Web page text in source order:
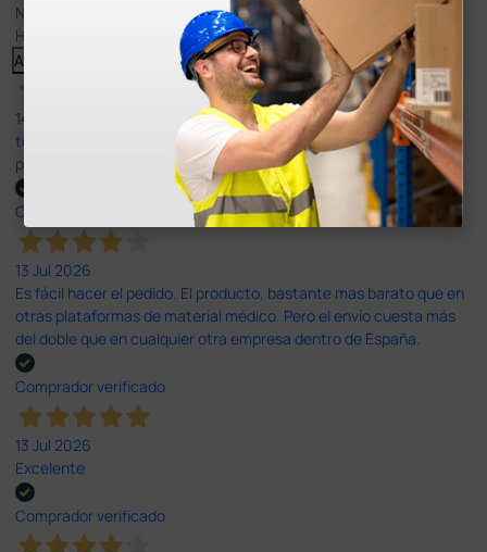
Nuestras reseñas de 4 y 5 estrellas.
Haga clic aquí para leerlos todos >
Anterior
14 Jul 2026
todo correcto. podria señalar que un poco caro los portes y el
plazo de entrega se alarga.
Comprador verificado
13 Jul 2026
Es fácil hacer el pedido. El producto, bastante mas barato que en
otras plataformas de material médico. Pero el envío cuesta más
del doble que en cualquier otra empresa dentro de España.
Comprador verificado
13 Jul 2026
Excelente
Comprador verificado